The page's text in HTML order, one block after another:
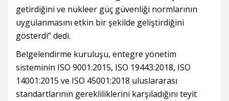
getirdiğini ve nükleer güç güvenliği normlarının
uygulanmasını etkin bir şekilde geliştirdiğini
gösterdi” dedi.
Belgelendirme kuruluşu, entegre yönetim
sisteminin ISO 9001:2015, ISO 19443:2018, ISO
14001:2015 ve ISO 45001:2018 uluslararası
standartlarının gerekliliklerini karşıladığını teyit